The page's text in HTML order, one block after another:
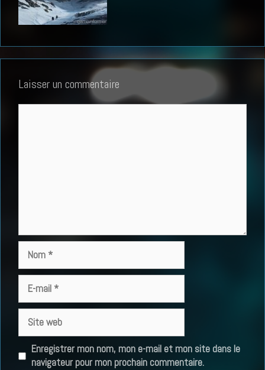
Laisser un commentaire
mail
web
Enregistrer mon nom, mon e-mail et mon site dans le
navigateur pour mon prochain commentaire.